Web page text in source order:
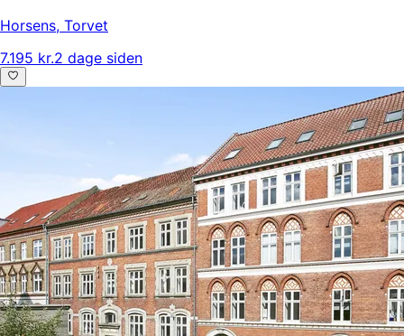
Horsens, Torvet
7.195 kr.2 dage siden